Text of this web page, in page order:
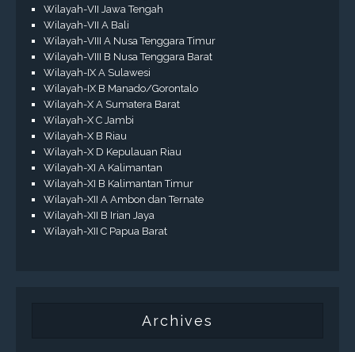
Wilayah-VII Jawa Tengah
Wilayah-VII A Bali
Wilayah-VIII A Nusa Tenggara Timur
Wilayah-VIII B Nusa Tenggara Barat
Wilayah-IX A Sulawesi
Wilayah-IX B Manado/Gorontalo
Wilayah-X A Sumatera Barat
Wilayah-X C Jambi
Wilayah-X B Riau
Wilayah-X D Kepulauan Riau
Wilayah-XI A Kalimantan
Wilayah-XI B Kalimantan Timur
Wilayah-XII A Ambon dan Ternate
Wilayah-XII B Irian Jaya
Wilayah-XII C Papua Barat
Archives